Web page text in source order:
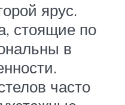
ярус.
стоящие по
в
часто